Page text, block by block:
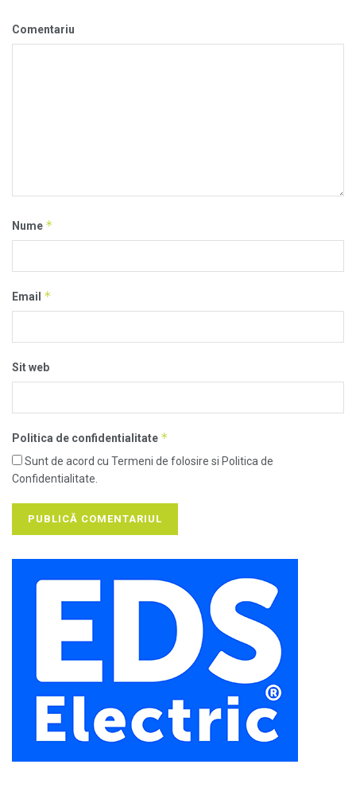
Comentariu
Nume *
Email *
Sit web
Politica de confidentialitate *
Sunt de acord cu Termeni de folosire si Politica de
Confidentialitate.